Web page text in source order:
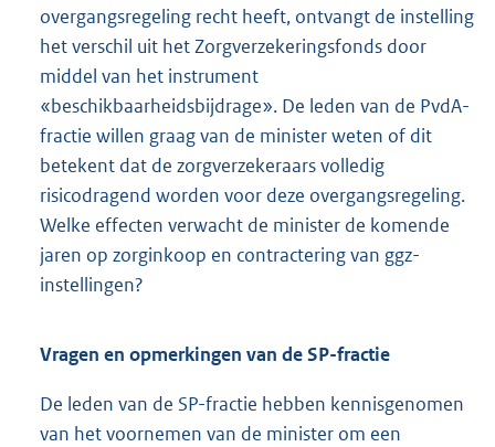
overgangsregeling recht heeft, ontvangt de instelling
het verschil uit het Zorgverzekeringsfonds door
middel van het instrument
«beschikbaarheidsbijdrage». De leden van de PvdA-
fractie willen graag van de minister weten of dit
betekent dat de zorgverzekeraars volledig
risicodragend worden voor deze overgangsregeling.
Welke effecten verwacht de minister de komende
jaren op zorginkoop en contractering van ggz-
instellingen?
Vragen en opmerkingen van de SP-fractie
De leden van de SP-fractie hebben kennisgenomen
van het voornemen van de minister om een